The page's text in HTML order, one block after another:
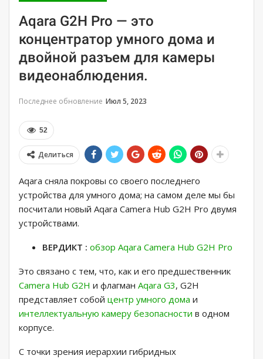
Aqara G2H Pro — это
концентратор умного дома и
двойной разъем для камеры
видеонаблюдения.
Последнее обновление Июл 5, 2023
52
Делиться
Aqara сняла покровы со своего последнего
устройства для умного дома; на самом деле мы бы
посчитали новый Aqara Camera Hub G2H Pro двумя
устройствами.
ВЕРДИКТ : обзор Aqara Camera Hub G2H Pro
Это связано с тем, что, как и его предшественник
Camera Hub G2H и флагман Aqara G3, G2H
представляет собой центр умного дома и
интеллектуальную камеру безопасности в одном
корпусе.
С точки зрения иерархии гибридных